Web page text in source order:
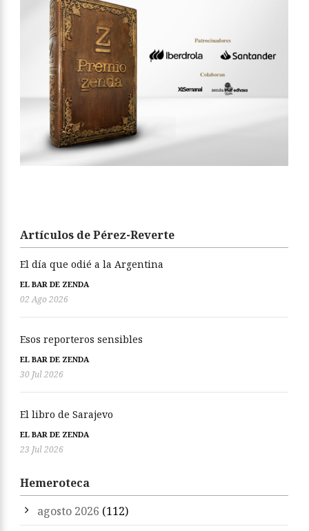
Artículos de Pérez-Reverte
El día que odié a la Argentina
EL BAR DE ZENDA
02 Ago 2026
Esos reporteros sensibles
EL BAR DE ZENDA
30 Jul 2026
El libro de Sarajevo
EL BAR DE ZENDA
23 Jul 2026
Hemeroteca
agosto 2026 (112)